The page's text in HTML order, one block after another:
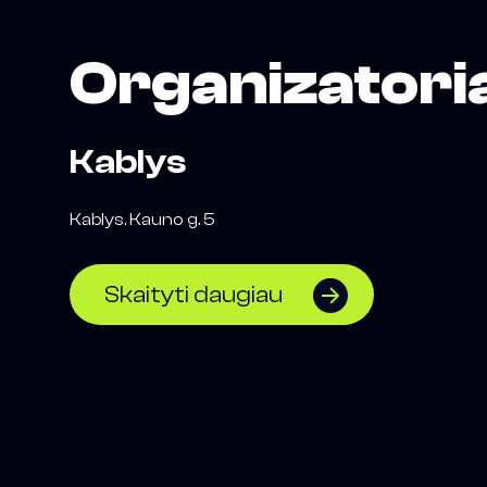
Kablys
Kablys. Kauno g. 5
Skaityti daugiau